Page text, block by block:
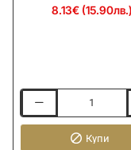
8.13€ (15.90лв.)
LAST
Купи